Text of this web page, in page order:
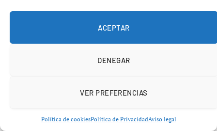
ACEPTAR
DENEGAR
VER PREFERENCIAS
Política de cookiesPolítica de PrivacidadAviso legal
La relevancia estratégica de esta ruta quedó aún más
expuesta tras los recientes ataques israelíes sobre
infraestructuras vinculadas al corredor del Caspio.
Diversas fuentes sostienen que Israel habría intentado
militares, sino enviar un mensaje geopolítico: ninguna